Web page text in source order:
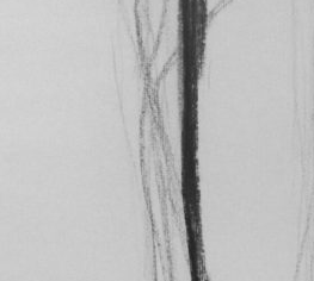
VOGELARTIGES –
Kohlezeichnung